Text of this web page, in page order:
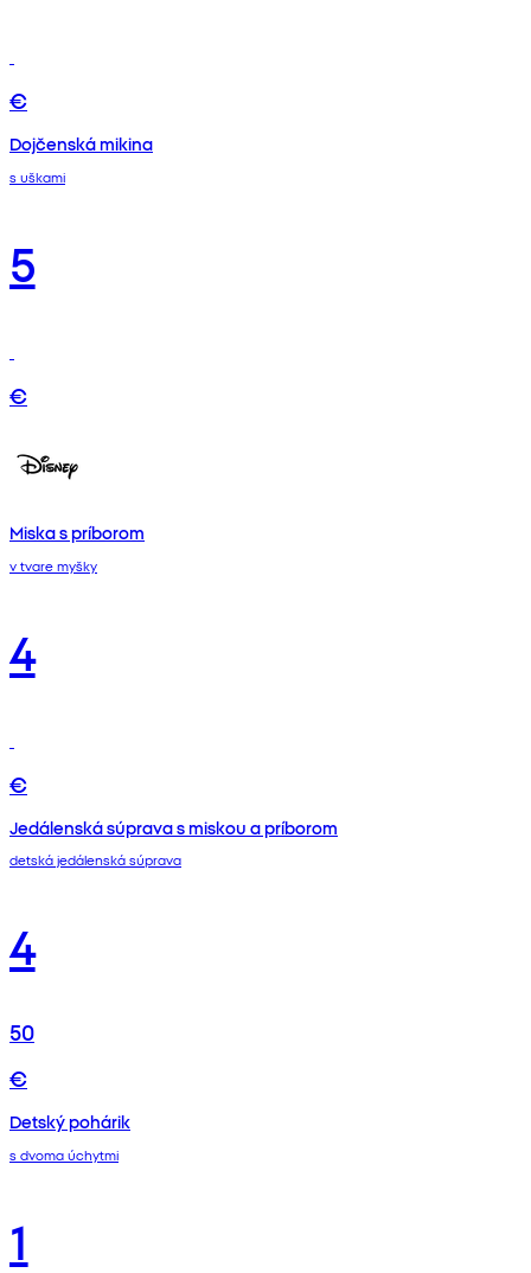
€
Dojčenská mikina
s uškami
5
€
Miska s príborom
v tvare myšky
4
€
Jedálenská súprava s miskou a príborom
detská jedálenská súprava
4
50
€
Detský pohárik
s dvoma úchytmi
1